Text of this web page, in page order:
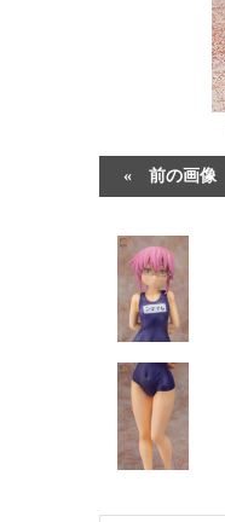
前の画像